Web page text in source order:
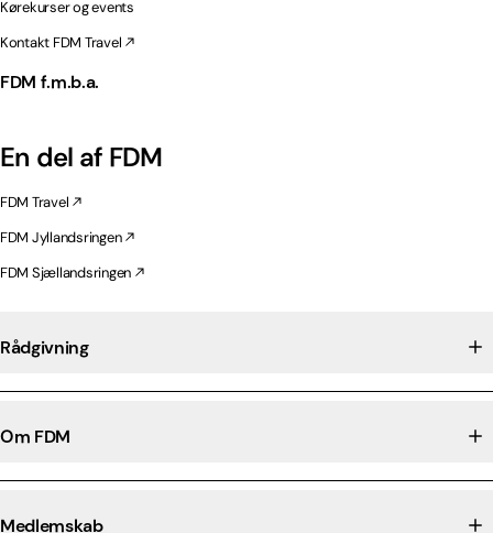
Kørekurser og events
Kontakt FDM Travel
FDM f.m.b.a.
En del af FDM
FDM Travel
FDM Jyllandsringen
FDM Sjællandsringen
Rådgivning
Om FDM
Medlemskab